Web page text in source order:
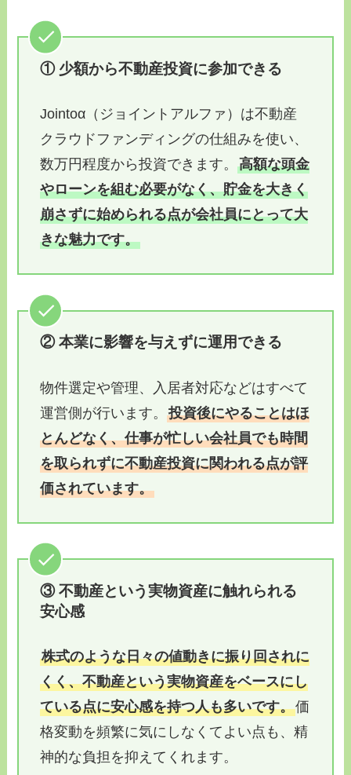
① 少額から不動産投資に参加できる
Jointoα（ジョイントアルファ）は不動産
クラウドファンディングの仕組みを使い、
数万円程度から投資できます。高額な頭金
やローンを組む必要がなく、貯金を大きく
崩さずに始められる点が会社員にとって大
きな魅力です。
② 本業に影響を与えずに運用できる
物件選定や管理、入居者対応などはすべて
運営側が行います。投資後にやることはほ
とんどなく、仕事が忙しい会社員でも時間
を取られずに不動産投資に関われる点が評
価されています。
③ 不動産という実物資産に触れられる
安心感
株式のような日々の値動きに振り回されに
くく、不動産という実物資産をベースにし
ている点に安心感を持つ人も多いです。価
格変動を頻繁に気にしなくてよい点も、精
神的な負担を抑えてくれます。